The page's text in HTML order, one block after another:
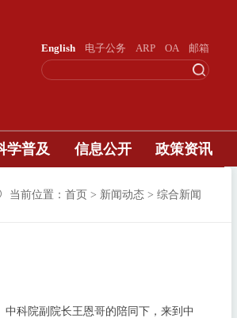
English 电子公务 ARP OA 邮箱
学普及 信息公开 政策资讯
当前位置：首页 > 新闻动态 > 综合新闻
科院副院长王恩哥的陪同下，来到中